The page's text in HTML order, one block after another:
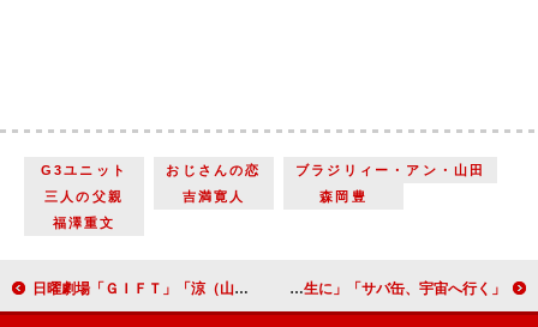
G3ユニット おじさんの恋
ブラジリィー・アン・山田
三人の父親
吉満寛人
森岡豊
福澤重文
日曜劇場「ＧＩＦＴ」「涼（山田裕貴）と人香（有村架純）と圭二郎（本田響矢）は三角関係になるのかな」「今後は、伍鉄（堤真一）と昊（玉森裕太）の親子関係の変化も見どころになる」 「サバ缶、宇宙へ行く」3期生・井畑と佐伯の熱い友情に「涙した」 次回予告に反響「“奈未”出口夏希に胸熱」「あの妹が高校生に」